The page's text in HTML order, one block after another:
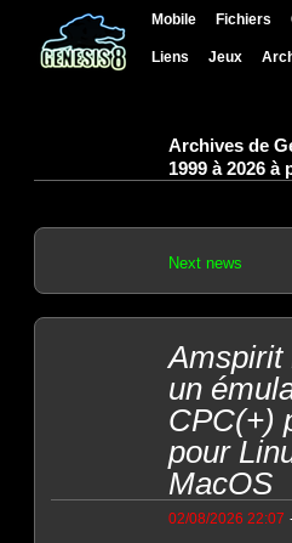
Mobile Fichiers
Liens Jeux
Archives de
1999 à 2026
Next news
Amspirit
un
CPC(+)
pour
MacOS
02/08/2026 22:07